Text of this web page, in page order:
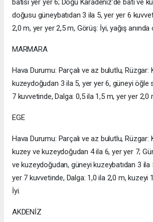
batısı yer yer 6; Doğu Karadeniz'de batı ve
doğusu güneybatıdan 3 ila 5, yer yer 6
2,0 m, yer yer 2,5 m, Görüş: İyi, yağış anında
MARMARA
Hava Durumu: Parçalı ve az bulutlu, Rüzgar:
kuzeydoğudan 3 ila 5, yer yer 6, güneyi öğle
7 kuvvetinde, Dalga: 0,5 ila 1,5 m, yer yer 2,0
EGE
Hava Durumu: Parçalı ve az bulutlu, Rüzgar:
kuzey ve kuzeydoğudan 4 ila 6, yer yer 7;
ve kuzeydoğudan, güneyi kuzeybatıdan 3 ila
yer 7 kuvvetinde, Dalga: 1,0 ila 2,0 m, kuzeyi
İyi.
AKDENİZ